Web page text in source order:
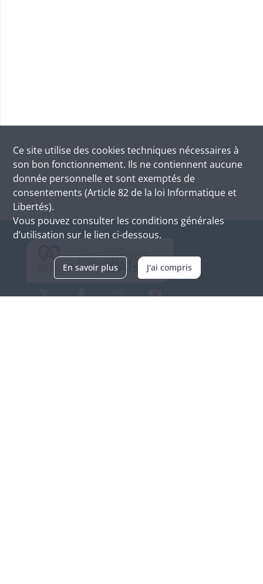
Ce site utilise des cookies techniques nécessaires à
son bon fonctionnement. Ils ne contiennent aucune
donnée personnelle et sont exemptés de
consentements (Article 82 de la loi Informatique et
Libertés).
Vous pouvez consulter les conditions générales
d’utilisation sur le lien ci-dessous.
En savoir plus J'ai compris